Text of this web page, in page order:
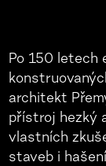
Po 150 letech
architekt
přístroj hezký
vlastních
staveb i